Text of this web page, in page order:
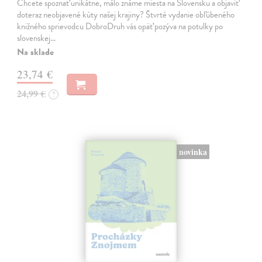
Chcete spoznať unikátne, málo známe miesta na Slovensku a objaviť
doteraz neobjavené kúty našej krajiny? Štvrté vydanie obľúbeného
knižného sprievodcu DobroDruh vás opäť pozýva na potulky po
slovenskej…
Na sklade
23,74 €
24,99 € ?
novinka